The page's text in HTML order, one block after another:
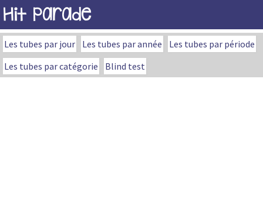
Hit Parade
Les tubes par jour Les tubes par année
Les tubes par période
Les tubes par catégorie
Blind test